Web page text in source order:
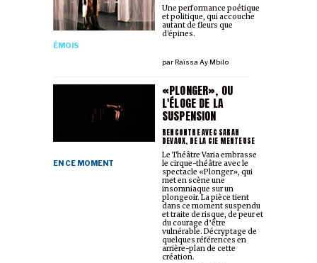
ÉMOIS
parRaïssa Ay Mbilo
Une performance poétique
et politique, qui accouche
autant de fleurs que
d'épines.
«PLONGER», OU
L'ÉLOGE DE LA
SUSPENSION
RENCONTRE AVEC SARAH
DEVAUX, DE LA CIE MENTEUSE
EN CE MOMENT
Le Théâtre Varia embrasse
le cirque-théâtre avec le
spectacle «Plonger», qui
met en scène une
insomniaque sur un
plongeoir. La pièce tient
dans ce moment suspendu
et traite de risque, de peur et
du courage d’être
vulnérable. Décryptage de
quelques références en
arrière-plan de cette
création.